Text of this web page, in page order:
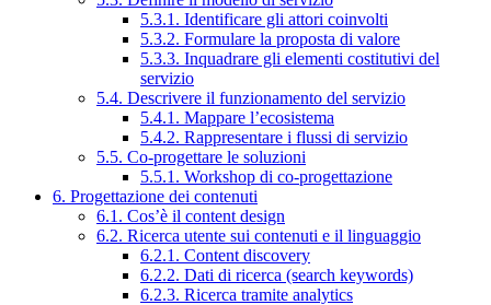
5.3.1. Identificare gli attori coinvolti
5.3.2. Formulare la proposta di valore
5.3.3. Inquadrare gli elementi costitutivi del
servizio
5.4. Descrivere il funzionamento del servizio
5.4.1. Mappare l’ecosistema
5.4.2. Rappresentare i flussi di servizio
5.5. Co-progettare le soluzioni
5.5.1. Workshop di co-progettazione
6. Progettazione dei contenuti
6.1. Cos’è il content design
6.2. Ricerca utente sui contenuti e il linguaggio
6.2.1. Content discovery
6.2.2. Dati di ricerca (search keywords)
6.2.3. Ricerca tramite analytics